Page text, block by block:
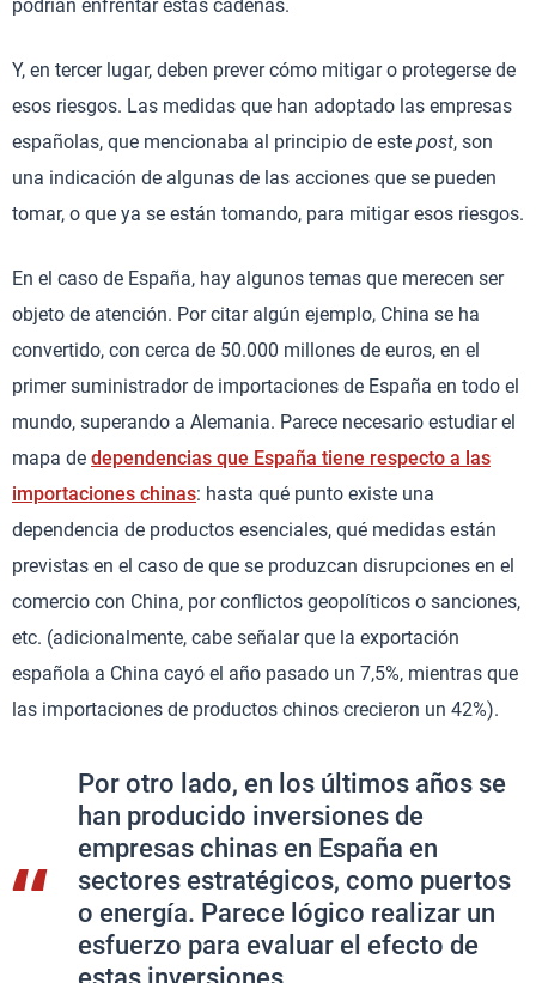
podrían enfrentar estas cadenas.
Y, en tercer lugar, deben prever cómo mitigar o protegerse de
esos riesgos. Las medidas que han adoptado las empresas
españolas, que mencionaba al principio de este post, son
una indicación de algunas de las acciones que se pueden
tomar, o que ya se están tomando, para mitigar esos riesgos.
En el caso de España, hay algunos temas que merecen ser
objeto de atención. Por citar algún ejemplo, China se ha
convertido, con cerca de 50.000 millones de euros, en el
primer suministrador de importaciones de España en todo el
mundo, superando a Alemania. Parece necesario estudiar el
mapa de dependencias que España tiene respecto a las
importaciones chinas: hasta qué punto existe una
dependencia de productos esenciales, qué medidas están
previstas en el caso de que se produzcan disrupciones en el
comercio con China, por conflictos geopolíticos o sanciones,
etc. (adicionalmente, cabe señalar que la exportación
española a China cayó el año pasado un 7,5%, mientras que
las importaciones de productos chinos crecieron un 42%).
Por otro lado, en los últimos años se
han producido inversiones de
empresas chinas en España en
sectores estratégicos, como puertos
o energía. Parece lógico realizar un
esfuerzo para evaluar el efecto de